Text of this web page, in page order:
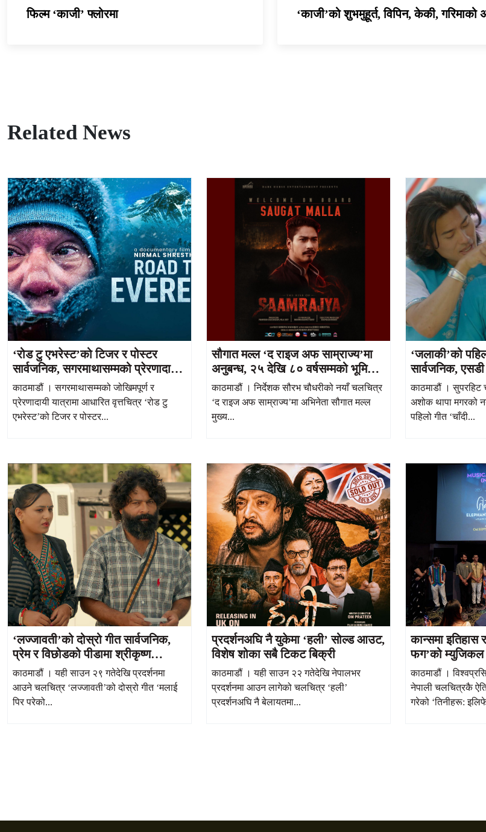
फिल्म ‘काजी’ फ्लोरमा ‘काजी’को शुभमुहूर्त, विपिन, केकी, गरिमाको
Related News
‘रोड टु एभरेस्ट’को टिजर र पोस्टर
सार्वजनिक, सगरमाथासम्मको प्रेरणादायी
यात्राको कथा
काठमाडौं । सगरमाथासम्मको जोखिमपूर्ण र
प्रेरणादायी यात्रामा आधारित वृत्तचित्र ‘रोड टु
एभरेस्ट’को टिजर र पोस्टर...
सौगात मल्ल ‘द राइज अफ साम्राज्य’मा
अनुबन्ध, २५ देखि ८० वर्षसम्मको भूमिका
निभाउने
काठमाडौं । निर्देशक सौरभ चौधरीको नयाँ चलचित्र
‘द राइज अफ साम्राज्य’मा अभिनेता सौगात मल्ल
मुख्य...
‘जलाकी’को
सार्वजनिक,
स्वरमा प्रेमिल
काठमाडौं । सुपरहिट
अशोक थापा मगरको
पहिलो गीत ‘चाँदी...
‘लज्जावती’को दोस्रो गीत सार्वजनिक,
प्रेम र विछोडको पीडामा श्रीकृष्ण
निरौलाको भावुक अभिनय
काठमाडौं । यही साउन २९ गतेदेखि प्रदर्शनमा
आउने चलचित्र ‘लज्जावती’को दोस्रो गीत ‘मलाई
पिर परेको...
प्रदर्शनअघि नै युकेमा ‘हली’ सोल्ड आउट,
विशेष शोका सबै टिकट बिक्री
काठमाडौं । यही साउन २२ गतेदेखि नेपालभर
प्रदर्शनमा आउन लागेको चलचित्र ‘हली’
प्रदर्शनअघि नै बेलायतमा...
कान्समा
फग’को म्युजिकल
काठमाडौं ।
नेपाली चलचित्रकै
गरेको ‘तिनीहरू: